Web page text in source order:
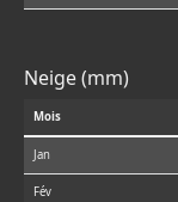
Neige (mm)
Mois
Jan
Fév